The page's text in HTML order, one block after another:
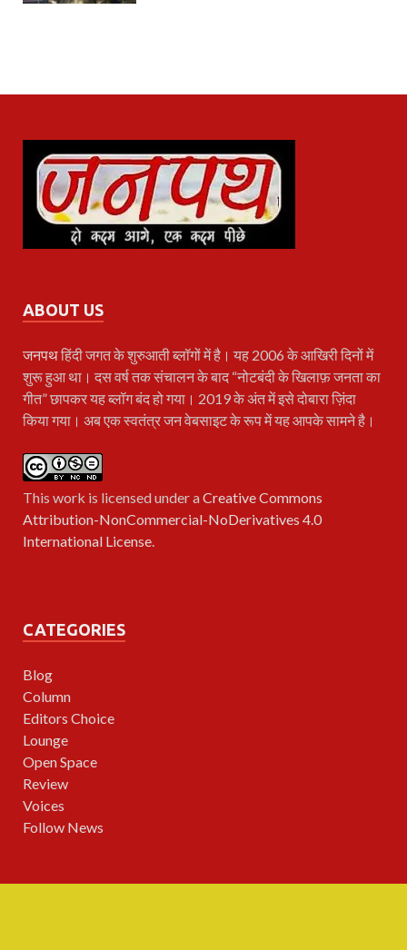
ABOUT US
जनपथहिंदी जगत के शुरुआती ब्लॉगों में है। यह 2006 के आखिरी दिनों में
शुरू हुआ था। दस वर्ष तक संचालन के बाद “नोटबंदी के खिलाफ़ जनता का
गीत” छापकर यह ब्लॉग बंद हो गया। 2019 के अंत में इसे दोबारा ज़िंदा
किया गया। अब एक स्वतंत्र जन वेबसाइट के रूप में यह आपके सामने है।
This work is licensed under aCreative Commons
Attribution-NonCommercial-NoDerivatives 4.0
International License.
CATEGORIES
Blog
Column
Editors Choice
Lounge
Open Space
Review
Voices
Follow News